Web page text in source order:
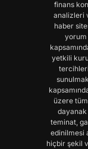
finans
analizleri
haber
yorum
yetkili
üzere
dayanak
teminat,
edinilmesi
hiçbir şekil